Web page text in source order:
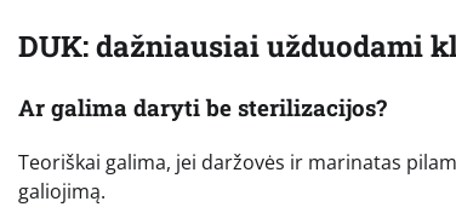
DUK: dažniausiai užduodami
Ar galima daryti be sterilizacijos?
Teoriškai galima, jei daržovės ir marinatas
galiojimą.